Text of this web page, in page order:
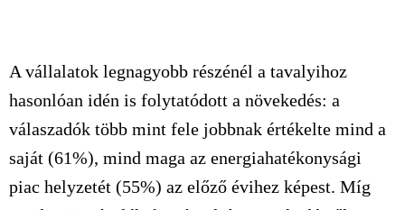
A vállalatok legnagyobb részénél a tavalyihoz
hasonlóan idén is folytatódott a növekedés: a
válaszadók több mint fele jobbnak értékelte mind a
saját (61%), mind maga az energiahatékonysági
piac helyzetét (55%) az előző évihez képest. Míg